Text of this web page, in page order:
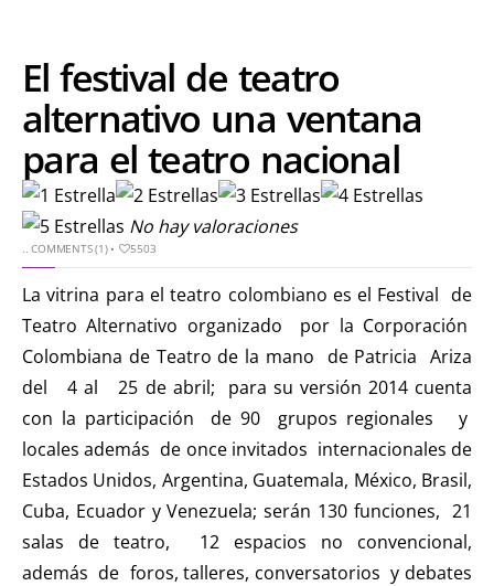
El festival de teatro
alternativo una ventana
para el teatro nacional
No hay valoraciones
..COMMENTS (1)• 5503
La vitrina para el teatro colombiano es el Festival de
Teatro Alternativo organizado por la Corporación
Colombiana de Teatro de la mano de Patricia Ariza
del 4 al 25 de abril; para su versión 2014 cuenta
con la participación de 90 grupos regionales y
locales además de once invitados internacionales de
Estados Unidos, Argentina, Guatemala, México, Brasil,
Cuba, Ecuador y Venezuela; serán 130 funciones, 21
salas de teatro, 12 espacios no convencional,
además de foros, talleres, conversatorios y debates